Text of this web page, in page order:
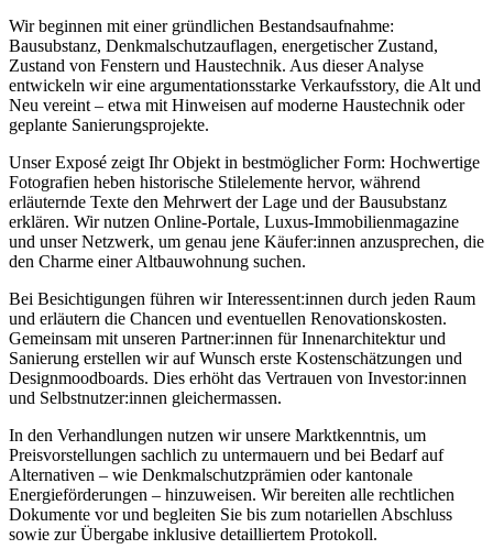
Wir beginnen mit einer gründlichen Bestandsaufnahme:
Bausubstanz, Denkmalschutzauflagen, energetischer Zustand,
Zustand von Fenstern und Haustechnik. Aus dieser Analyse
entwickeln wir eine argumentationsstarke Verkaufsstory, die Alt und
Neu vereint – etwa mit Hinweisen auf moderne Haustechnik oder
geplante Sanierungsprojekte.
Unser Exposé zeigt Ihr Objekt in bestmöglicher Form: Hochwertige
Fotografien heben historische Stilelemente hervor, während
erläuternde Texte den Mehrwert der Lage und der Bausubstanz
erklären. Wir nutzen Online-Portale, Luxus-Immobilienmagazine
und unser Netzwerk, um genau jene Käufer:innen anzusprechen, die
den Charme einer Altbauwohnung suchen.
Bei Besichtigungen führen wir Interessent:innen durch jeden Raum
und erläutern die Chancen und eventuellen Renovationskosten.
Gemeinsam mit unseren Partner:innen für Innenarchitektur und
Sanierung erstellen wir auf Wunsch erste Kostenschätzungen und
Designmoodboards. Dies erhöht das Vertrauen von Investor:innen
und Selbstnutzer:innen gleichermassen.
In den Verhandlungen nutzen wir unsere Marktkenntnis, um
Preisvorstellungen sachlich zu untermauern und bei Bedarf auf
Alternativen – wie Denkmalschutzprämien oder kantonale
Energieförderungen – hinzuweisen. Wir bereiten alle rechtlichen
Dokumente vor und begleiten Sie bis zum notariellen Abschluss
sowie zur Übergabe inklusive detailliertem Protokoll.